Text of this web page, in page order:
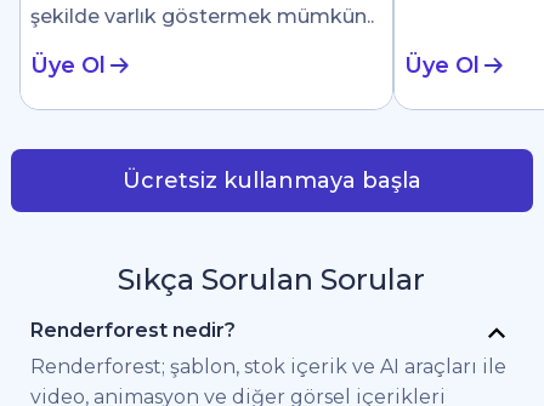
şekilde varlık göstermek mümkün..
Üye Ol Üye Ol
Ücretsiz kullanmaya başla
Sıkça Sorulan Sorular
Renderforest nedir?
Renderforest; şablon, stok içerik ve AI araçları ile
video, animasyon ve diğer görsel içerikleri